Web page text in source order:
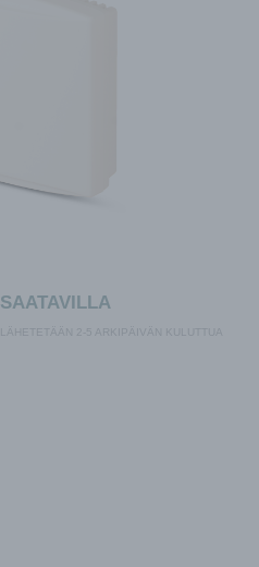
SAATAVILLA
LÄHETETÄÄN 2-5 ARKIPÄIVÄN KULUTTUA